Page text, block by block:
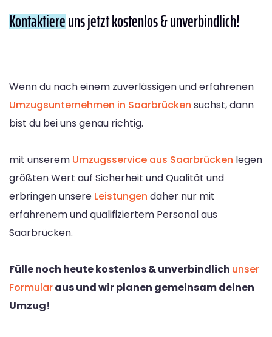
Kontaktiereuns jetzt kostenlos & unverbindlich!
Wenn du nach einem zuverlässigen und erfahrenen
Umzugsunternehmen in Saarbrücken suchst, dann
bist du bei uns genau richtig.
mit unserem Umzugsservice aus Saarbrücken legen
größten Wert auf Sicherheit und Qualität und
erbringen unsere Leistungen daher nur mit
erfahrenem und qualifiziertem Personal aus
Saarbrücken.
Fülle noch heute kostenlos & unverbindlich unser
Formularaus und wir planen gemeinsam deinen
Umzug!